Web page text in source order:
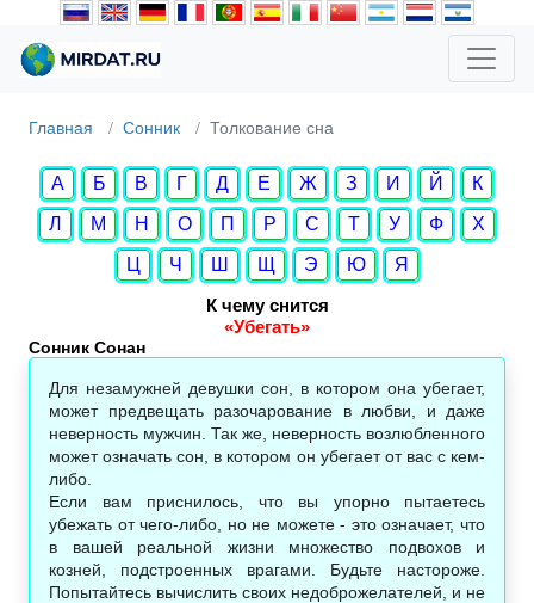
Главная Сонник Толкование сна
А Б В Г Д Е Ж З И Й
К
Л
М Н О П Р С Т У Ф
Х
Ц
Ч Ш Щ Э Ю
Я
К чему снится
«Убегать»
Сонник Сонан‎
Для незамужней девушки сон, в котором она убегает,
может предвещать разочарование в любви, и даже
неверность мужчин. Так же, неверность возлюбленного
может означать сон, в котором он убегает от вас с кем-
либо.
Если вам приснилось, что вы упорно пытаетесь
убежать от чего-либо, но не можете - это означает, что
в вашей реальной жизни множество подвохов и
козней, подстроенных врагами. Будьте настороже.
Попытайтесь вычислить своих недоброжелателей, и не